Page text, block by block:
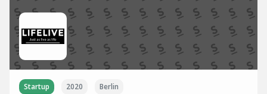
Startup 2020 Berlin